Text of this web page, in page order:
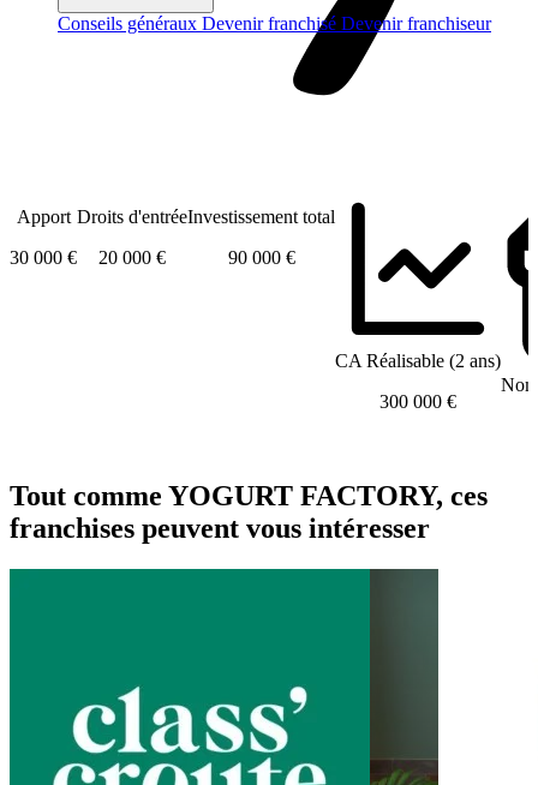
Conseils généraux Devenir franchisé Devenir franchiseur
Apport
30 000 €
Droits d'entrée
20 000 €
Investissement total
90 000 €
CA Réalisable (2 ans)
300 000 €
Tout comme YOGURT FACTORY, ces
franchises peuvent vous intéresser